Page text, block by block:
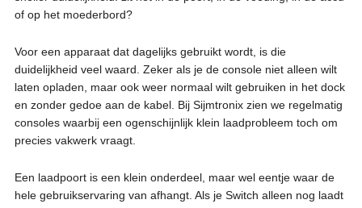
of op het moederbord?
Voor een apparaat dat dagelijks gebruikt wordt, is die
duidelijkheid veel waard. Zeker als je de console niet alleen wilt
laten opladen, maar ook weer normaal wilt gebruiken in het dock
en zonder gedoe aan de kabel. Bij Sijmtronix zien we regelmatig
consoles waarbij een ogenschijnlijk klein laadprobleem toch om
precies vakwerk vraagt.
Een laadpoort is een klein onderdeel, maar wel eentje waar de
hele gebruikservaring van afhangt. Als je Switch alleen nog laadt